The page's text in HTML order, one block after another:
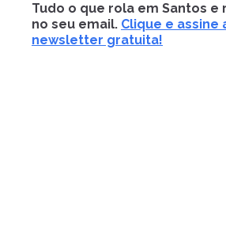
Tudo o que rola em Santos
no seu email. Clique e assine
newsletter gratuita!